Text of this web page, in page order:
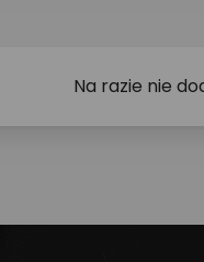
Na razie nie